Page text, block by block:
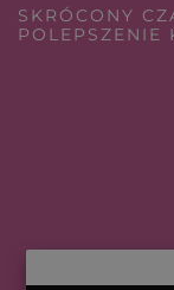
SKRÓCONY
POLEPSZENIE